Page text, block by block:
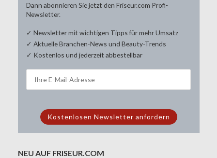
Dann abonnieren Sie jetzt den Friseur.com Profi-
Newsletter.
✓ Newsletter mit wichtigen Tipps für mehr Umsatz
✓ Aktuelle Branchen-News und Beauty-Trends
✓ Kostenlos und jederzeit abbestellbar
NEU AUF FRISEUR.COM